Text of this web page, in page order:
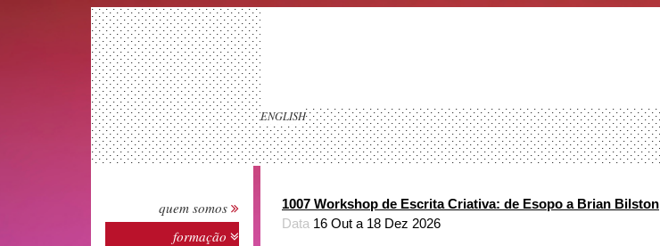
ENGLISH
quem somos
formação
1007 Workshop de Escrita Criativa: de Esopo a Brian Bilston
Data 16 Out a 18 Dez 2026